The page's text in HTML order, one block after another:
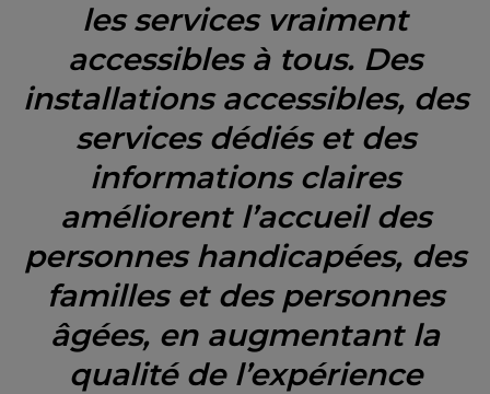
les services vraiment
accessibles à tous. Des
installations accessibles, des
services dédiés et des
informations claires
améliorent l’accueil des
personnes handicapées, des
familles et des personnes
âgées, en augmentant la
qualité de l’expérience